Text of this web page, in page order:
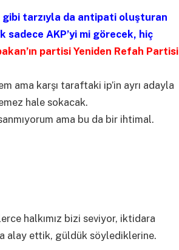
gibi tarzıyla da antipati oluşturan
AKP’yi mi görecek, hiç
partisi Yeniden Refah Partisi
ama karşı taraftaki ip’in ayrı adayla
hale sokacak.
ama bu da bir ihtimal.
halkımız bizi seviyor, iktidara
alay ettik, güldük söylediklerine.